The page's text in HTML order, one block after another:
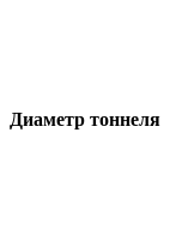
Диаметр тоннеля